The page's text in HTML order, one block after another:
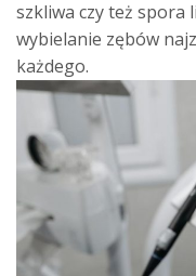
szkliwa czy też spora
wybielanie zębów
każdego.